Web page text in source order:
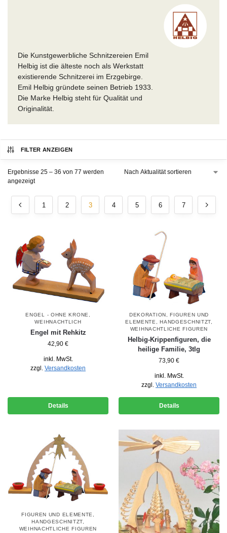
Die Kunstgewerbliche Schnitzereien Emil
Helbig ist die älteste noch als Werkstatt
existierende Schnitzerei im Erzgebirge.
Emil Helbig gründete seinen Betrieb 1933.
Die Marke Helbig steht für Qualität und
Originalität.
FILTER ANZEIGEN
Ergebnisse 25 – 36 von 77 werden
angezeigt
1 2 3 4 5 6 7
ENGEL - OHNE KRONE
WEIHNACHTLICH
Engel mit Rehkitz
42,90 €
inkl. MwSt.
zzgl. Versandkosten
Details
DEKORATION ,FIGUREN UND
ELEMENTE
,HANDGESCHNITZT
WEIHNACHTLICHE FIGUREN
Helbig-Krippenfiguren, die
heilige Familie, 3tlg
73,90 €
inkl. MwSt.
zzgl. Versandkosten
Details
FIGUREN UND ELEMENTE
HANDGESCHNITZT
WEIHNACHTLICHE FIGUREN